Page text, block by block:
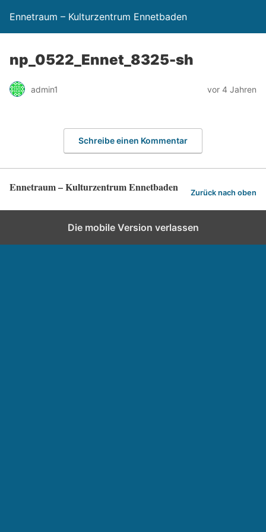
Ennetraum – Kulturzentrum Ennetbaden
np_0522_Ennet_8325-sh
admin1 vor 4 Jahren
Schreibe einen Kommentar
Ennetraum – Kulturzentrum Ennetbaden Zurück nach oben
Die mobile Version verlassen